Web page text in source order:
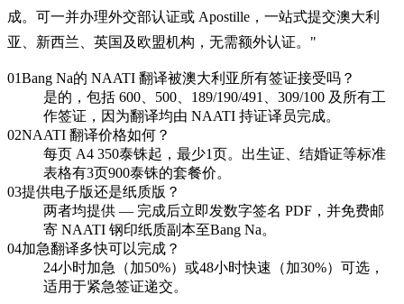
成。可一并办理外交部认证或 Apostille，一站式提交澳大利
亚、新西兰、英国及欧盟机构，无需额外认证。 "
01Bang Na的 NAATI 翻译被澳大利亚所有签证接受吗？
是的，包括 600、500、189/190/491、309/100 及所有工
作签证，因为翻译均由 NAATI 持证译员完成。
02NAATI 翻译价格如何？
每页 A4 350泰铢起，最少1页。出生证、结婚证等标准
表格有3页900泰铢的套餐价。
03提供电子版还是纸质版？
两者均提供 — 完成后立即发数字签名 PDF，并免费邮
寄 NAATI 钢印纸质副本至Bang Na。
04加急翻译多快可以完成？
24小时加急（加50%）或48小时快速（加30%）可选，
适用于紧急签证递交。